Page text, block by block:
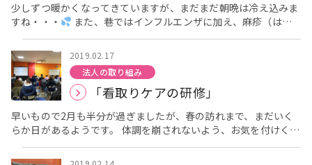
少しずつ暖かくなってきていますが、まだまだ朝晩は冷え込みま
すね・・・
か）も流行っているとのこと。 皆様、人の多い場所へ行かれる際
は、十分にお気を付けください。 さて、先日の23日（土）は、
毎月恒例「居酒屋 ゆめ」の日でした！ 今月も沢山の方にお越
しいただき、大盛況となりました！！ 今月の、限定メニュー
は、リクエストされる方が多い「生のフルーツ」でした！ メロ
ン、オレンジに加え、今が旬のイチゴで三種盛りを作り、限定15
食で販売しました。 見た目も華やかな季節のフルーツは、ご利用
者様にも人気のメニューでした！ 普段と違い、沢山あるメニュ
ーの中から自分の食べたい物や飲み物を選んで注文できるこの日
を、楽しみにされているご利用者様も沢山いらっしゃいます。 施
2019.02.17
法人の取り組み
「看取りケアの研修」
早いもので2月も半分が過ぎましたが、春の訪れまで、まだいく
らか日があるようです。 体調を崩されないよう、お気を付けくだ
さい。 私たち、由寿会では、サービスの質の向上や職員の知識
を高める為にも、年に数回、外部から講師を招き、職員研修を行